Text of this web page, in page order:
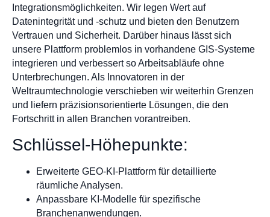
Integrationsmöglichkeiten. Wir legen Wert auf
Datenintegrität und -schutz und bieten den Benutzern
Vertrauen und Sicherheit. Darüber hinaus lässt sich
unsere Plattform problemlos in vorhandene GIS-Systeme
integrieren und verbessert so Arbeitsabläufe ohne
Unterbrechungen. Als Innovatoren in der
Weltraumtechnologie verschieben wir weiterhin Grenzen
und liefern präzisionsorientierte Lösungen, die den
Fortschritt in allen Branchen vorantreiben.
Schlüssel-Höhepunkte:
Erweiterte GEO-KI-Plattform für detaillierte
räumliche Analysen.
Anpassbare KI-Modelle für spezifische
Branchenanwendungen.